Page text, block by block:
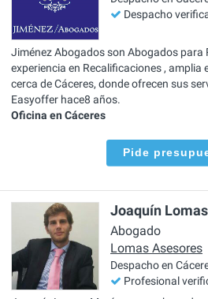
Despacho
Jiménez Abogados son Abogados para
experiencia en Recalificaciones , amplia
cerca de Cáceres, donde ofrecen sus
Easyoffer hace8 años.
Oficina en Cáceres
Pide
Joaquín
Abogado
Lomas Asesores
Despacho en
Profesional